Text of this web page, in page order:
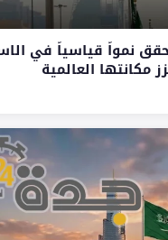
نمواً قياسياً في
مكانتها العالمية